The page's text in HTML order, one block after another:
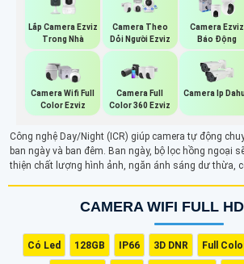
Lắp Camera Ezviz
Trong Nhà
Camera Theo
Dỏi Người Ezviz
Camera Ezviz
Báo Động
Camera Wifi Full
Color Ezviz
Camera Full
Color 360 Ezviz
Camera Ip
Công nghệ Day/Night (ICR) giúp camera tự động
ban ngày và ban đêm. Ban ngày, bộ lọc hồng ngoại
thiện chất lượng hình ảnh, ngăn ánh sáng dư thừa,
CAMERA WIFI FULL
Có Led 128GB IP66 3D DNR Full